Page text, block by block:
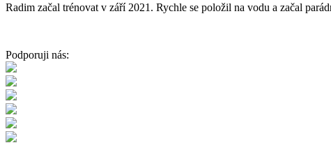
Radim začal trénovat v září 2021. Rychle se položil na vodu a začal
Podporuji nás: